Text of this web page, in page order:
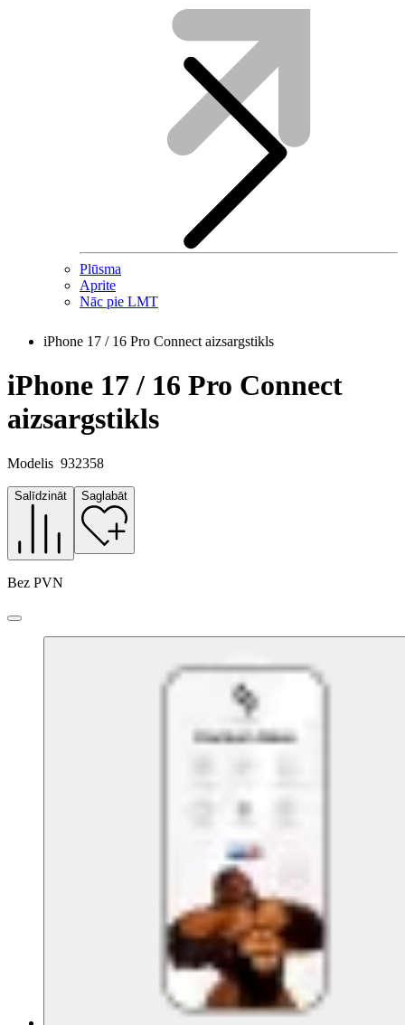
Plūsma
Aprite
Nāc pie LMT
iPhone 17 / 16 Pro Connect aizsargstikls
iPhone 17 / 16 Pro Connect
aizsargstikls
Modelis 932358
Salīdzināt Saglabāt
Bez PVN